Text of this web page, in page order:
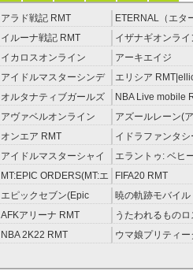
アラド戦記 RMT
ETERNAL（エタ
RMT
イルーナ戦記 RMT
イザナギオンライ
イカロスオンライン
RMT（予約制）
アーキエイジ
RMT|ArcheAge
約制）
アイドルマスターシンデ
レラガールズ(モバマス)
RMT
エリシア
RMT
オルタナティブガールズ
RMT
NBA Live mobile
アヴァベルオンライン
RMT
アズールレーン(
RMT
オンエア RMT
イドラファンタシ
ーサーガ RMT
アイドルマスターシャイ
ニーカラーズ(シャニマス)
RMT
エラントゥ: ベヒ
ピリット RMT
MT:EPIC ORDERS(MT:エ
ピック・オーダーズ)
RMT
FIFA20 RMT
エピックセブン(Epic
Seven) RMT
暁の軌跡モバイル
伝説 ） RMT
AFKアリーナ RMT
うたわれるもの
ラグ(ロスフラ)
NBA 2K22 RMT
ウマ娘プリティー